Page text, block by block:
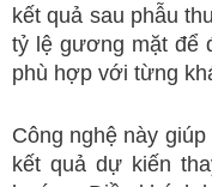
kết quả sau phẫu
tỷ lệ gương mặt để
phù hợp với từng
Công nghệ này
kết quả dự kiến